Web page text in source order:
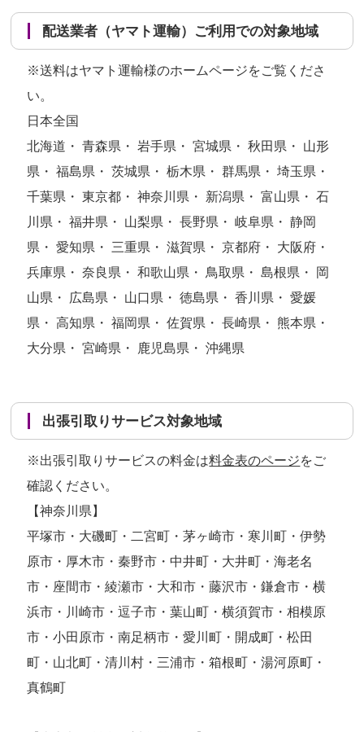
配送業者（ヤマト運輸）ご利用での対象地域
※送料はヤマト運輸様のホームページをご覧くださ
い。
日本全国
北海道・ 青森県・ 岩手県・ 宮城県・ 秋田県・ 山形
県・ 福島県・ 茨城県・ 栃木県・ 群馬県・ 埼玉県・
千葉県・ 東京都・ 神奈川県・ 新潟県・ 富山県・ 石
川県・ 福井県・ 山梨県・ 長野県・ 岐阜県・ 静岡
県・ 愛知県・ 三重県・ 滋賀県・ 京都府・ 大阪府・
兵庫県・ 奈良県・ 和歌山県・ 鳥取県・ 島根県・ 岡
山県・ 広島県・ 山口県・ 徳島県・ 香川県・ 愛媛
県・ 高知県・ 福岡県・ 佐賀県・ 長崎県・ 熊本県・
大分県・ 宮崎県・ 鹿児島県・ 沖縄県
出張引取りサービス対象地域
※出張引取りサービスの料金は料金表のページをご
確認ください。
【神奈川県】
平塚市・大磯町・二宮町・茅ヶ崎市・寒川町・伊勢
原市・厚木市・秦野市・中井町・大井町・海老名
市・座間市・綾瀬市・大和市・藤沢市・鎌倉市・横
浜市・川崎市・逗子市・葉山町・横須賀市・相模原
市・小田原市・南足柄市・愛川町・開成町・松田
町・山北町・清川村・三浦市・箱根町・湯河原町・
真鶴町